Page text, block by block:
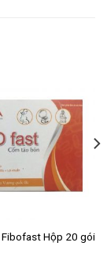
Hộp 20 gói